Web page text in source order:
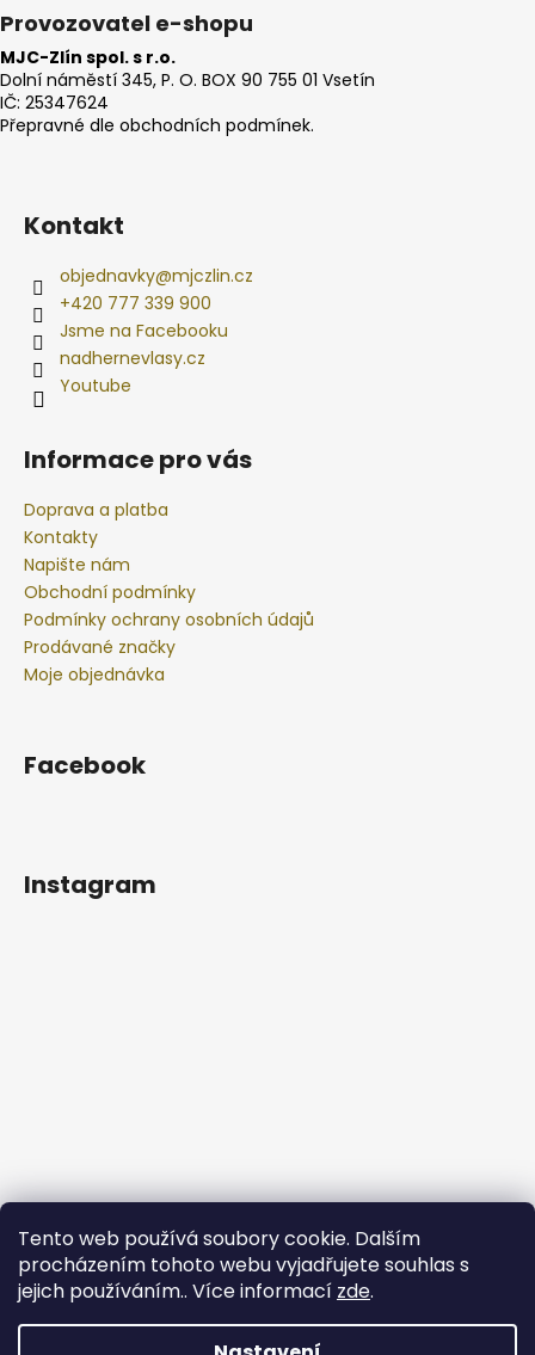
Tento web používá soubory cookie. Dalším
procházením tohoto webu vyjadřujete souhlas s
jejich používáním.. Více informací zde.
Provozovatel e-shopu
MJC-Zlín spol. s r.o.
Dolní náměstí 345, P. O. BOX 90 755 01 Vsetín
IČ: 25347624
Přepravné dle obchodních podmínek.
Kontakt
objednavky@mjczlin.cz
+420 777 339 900
Jsme na Facebooku
nadhernevlasy.cz
Youtube
Informace pro vás
Doprava a platba
Kontakty
Napište nám
Obchodní podmínky
Podmínky ochrany osobních údajů
Prodávané značky
Moje objednávka
Facebook
Instagram